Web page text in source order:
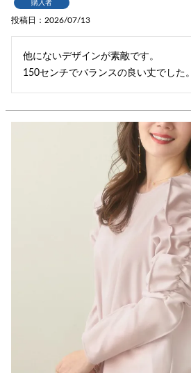
購入者
投稿日 2026/07/13
他にないデザインが素敵です。
150センチでバランスの良い丈でした。